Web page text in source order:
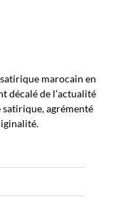
marocain en
décalé de l’actualité
agrémenté